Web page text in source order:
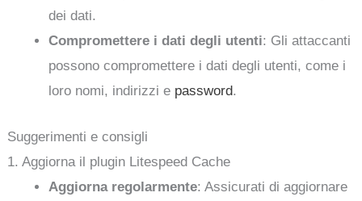
dei dati.
Compromettere i dati degli utenti: Gli attaccanti
possono compromettere i dati degli utenti, come i
loro nomi, indirizzi e password.
Suggerimenti e consigli
1. Aggiorna il plugin Litespeed Cache
Aggiorna regolarmente: Assicurati di aggiornare